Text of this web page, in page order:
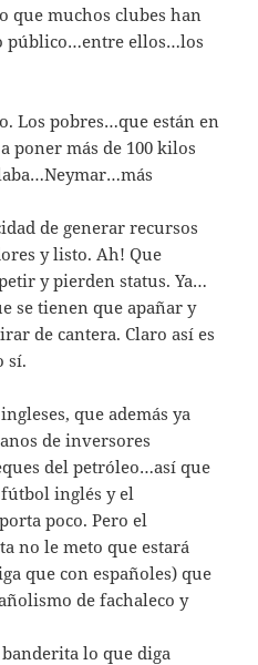
que muchos clubes han
público…entre ellos…los
Los pobres…que están en
poner más de 100 kilos
de generar recursos
y listo. Ah! Que
y pierden status. Ya…
se tienen que apañar y
de cantera. Claro así es
sí.
que además ya
de inversores
del petróleo…así que
inglés y el
poco. Pero el
no le meto que estará
que con españoles) que
de fachaleco y
banderita lo que diga